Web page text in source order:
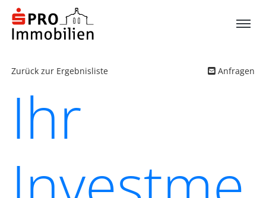
Zurück zur Ergebnisliste Anfragen
Ihr